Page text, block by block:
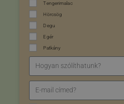
Tengerimalac
Hörcsög
Degu
Egér
Patkány